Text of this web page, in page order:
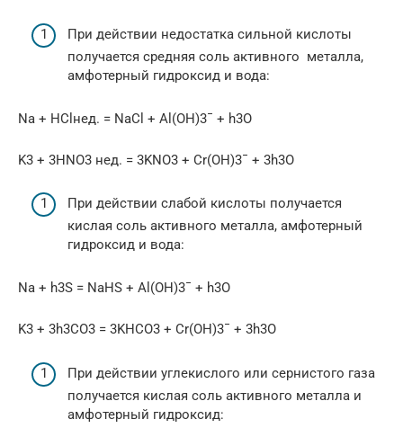
При действии недостатка сильной кислоты
получается средняя соль активного металла,
амфотерный гидроксид и вода:
Na + HClнед. = NaCl + Al(OH)3¯ + h3O
K3 + 3HNO3 нед. = 3KNO3 + Cr(OH)3¯ + 3h3O
При действии слабой кислоты получается
кислая соль активного металла, амфотерный
гидроксид и вода:
Na + h3S = NaHS + Al(OH)3¯ + h3O
K3 + 3h3CO3 = 3KHCO3 + Cr(OH)3¯ + 3h3O
При действии углекислого или сернистого газа
получается кислая соль активного металла и
амфотерный гидроксид: